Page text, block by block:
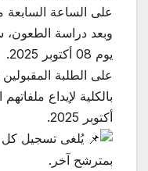
على الساعة السابعة
وبعد دراسة الطعون،
يوم 08 أكتوبر 2025.
على الطلبة
أكتوبر 2025.
يُلغى تسجيل كل
بمترشح آخر.